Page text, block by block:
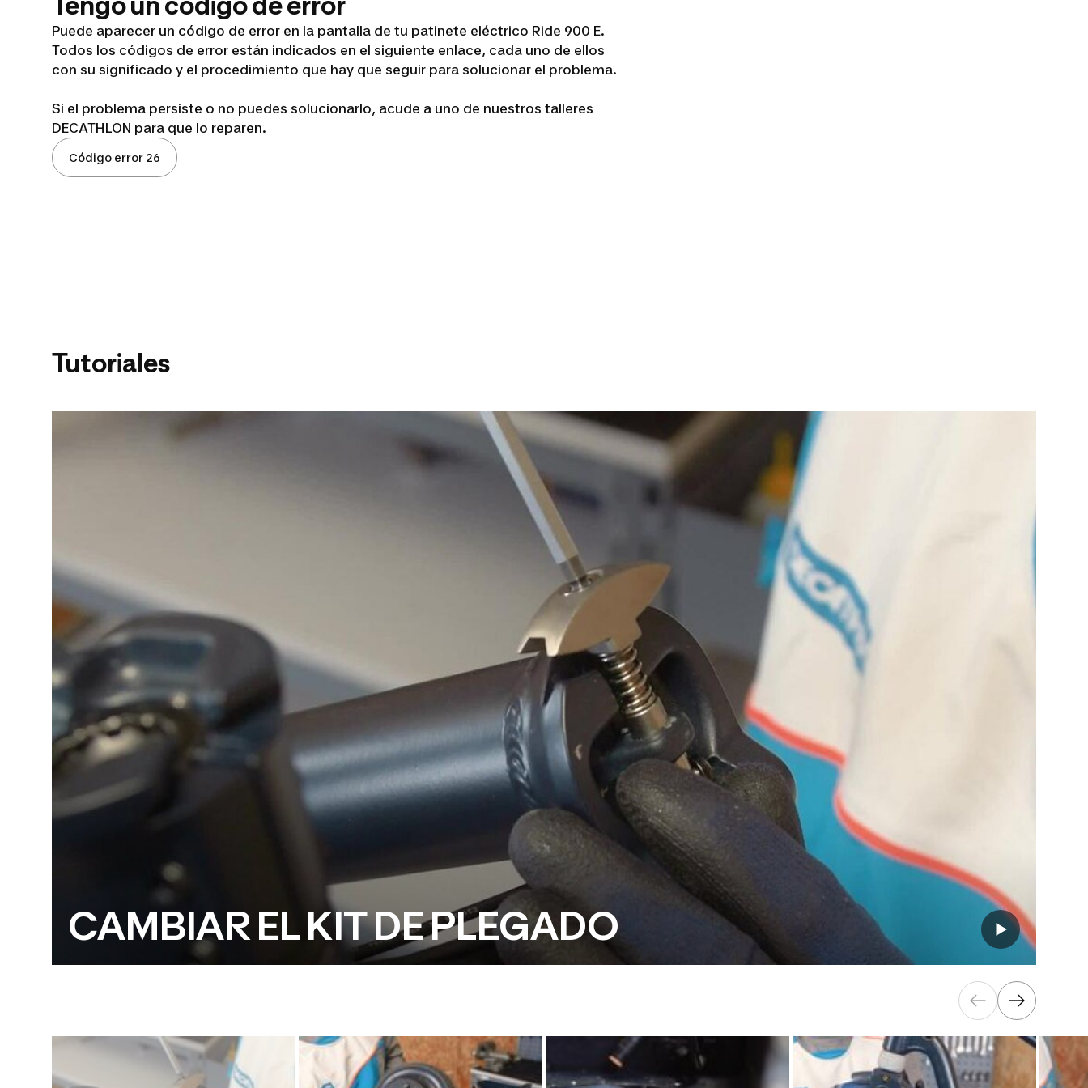
Puede aparecer un código de error en la pantalla de tu patinete eléctrico Ride 900 E.
Todos los códigos de error están indicados en el siguiente enlace, cada uno de ellos
con su significado y el procedimiento que hay que seguir para solucionar el problema.
Si el problema persiste o no puedes solucionarlo, acude a uno de nuestros talleres
DECATHLON para que lo reparen.
Código error 26
Tutoriales
CAMBIAR EL KIT DE PLEGADO